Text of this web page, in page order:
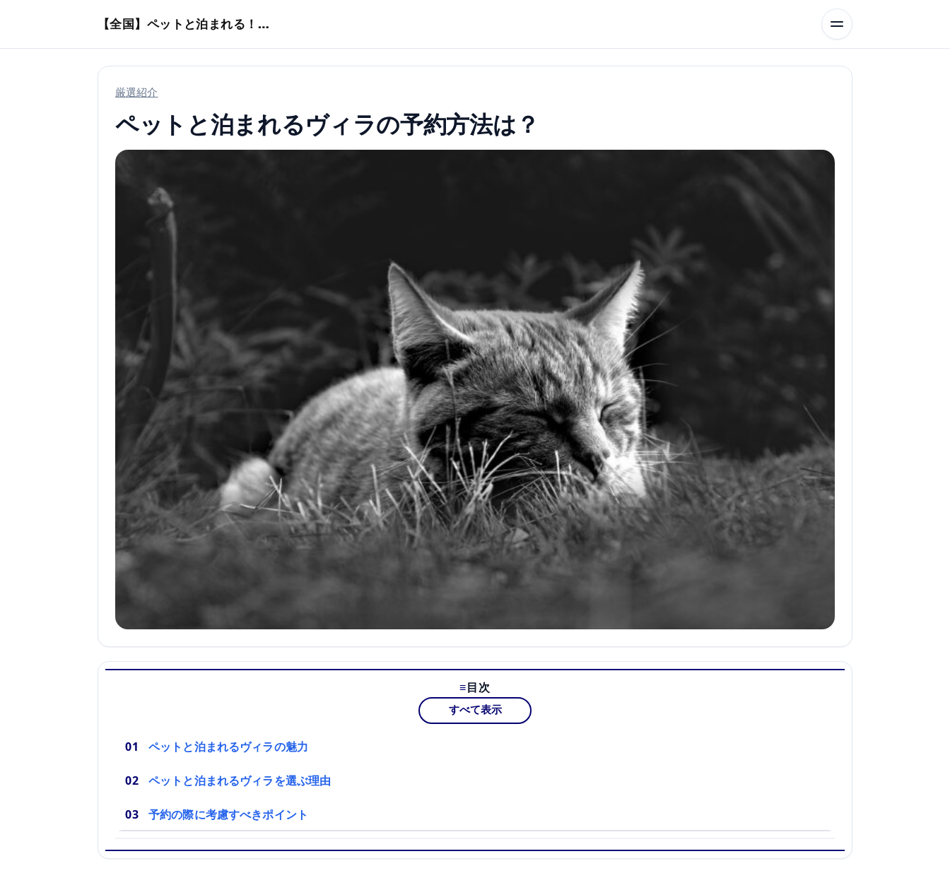
【全国】ペットと泊まれる！ホテル・旅館・ヴィラ
厳選紹介
ペットと泊まれるヴィラの予約方法は？
目次
すべて表示
ペットと泊まれるヴィラの魅力
ペットと泊まれるヴィラを選ぶ理由
予約の際に考慮すべきポイント